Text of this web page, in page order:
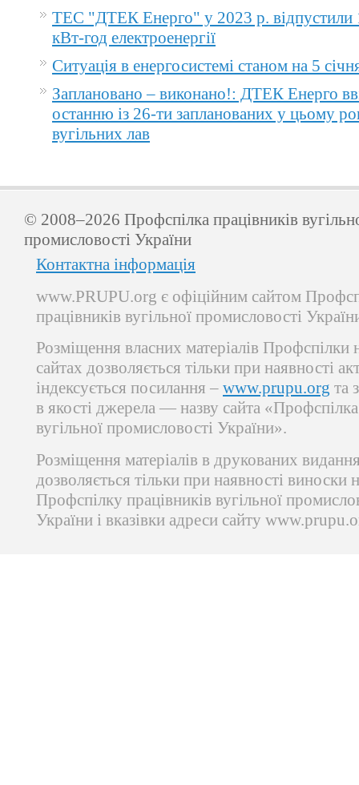
ТЕС "ДТЕК Енерго" у 2023 р. відпустили
кВт-год електроенергії
Ситуація в енергосистемі станом на 5
Заплановано – виконано!: ДТЕК Енерго
останню із 26-ти запланованих у цьому
вугільних лав
© 2008–2026 Профспілка працівників
промисловості України
Контактна інформація
www.PRUPU.org є офіційним сайтом
працівників вугільної промисловості
Розміщення власних матеріалів Профспілки
сайтах дозволяється тільки при наявності
індексується посилання – www.prupu.org та
в якості джерела — назву сайта «Профспілка
вугільної промисловості України».
Розміщення матеріалів в друкованих
дозволяється тільки при наявності виноски
Профспілку працівників вугільної
України і вказівки адреси сайту